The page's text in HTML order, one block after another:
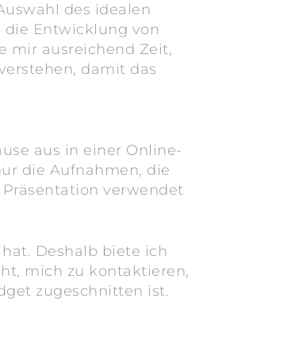
des idealen
die Entwicklung von
mir ausreichend Zeit,
damit das
aus in einer Online-
die Aufnahmen, die
verwendet
Deshalb biete ich
mich zu kontaktieren,
zugeschnitten ist.